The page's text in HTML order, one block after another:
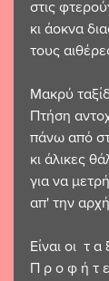
στις
κι άοκνα
τους
Μακρύ
Πτήση
πάνω από
κι άλικες
για να
απ' την
Είναι οι  τ
Π ρ ο φ ή τ